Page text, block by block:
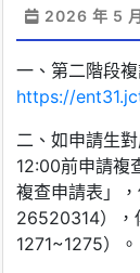
2026 年 5
一、第二階段
https://
二、如申請生
12:00前申請複
複查申請表」
26520314），
1271~1275）。